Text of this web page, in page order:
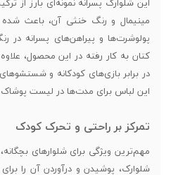
مینیمال و رنگ خنثی آن، باعث شده
پولوشرت‌ها و پیراهن‌های پسرانه
کتان به کار رفته در این محصول،
در برابر بازی‌های کودکانه و
این لباس برای مدت‌ها در لیست پوشاک
تمرکز بر راحتی و تحرک کودک
مهم‌ترین ویژگی برای شلوارهای
شلوارک، پوشیدن و درآوردن آن را